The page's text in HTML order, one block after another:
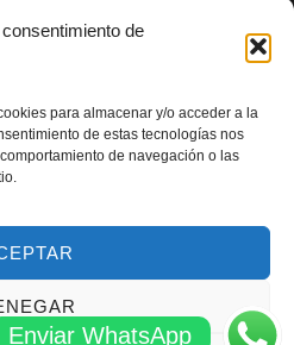
de
para almacenar y/o acceder a la
de estas tecnologías nos
de navegación o las
y Valladolid
Persianas |Sitemap| Blog
Enviar WhatsApp